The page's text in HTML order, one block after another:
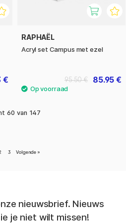
€
RAPHAËL
Acryl set Campus met ezel
85.95 €
95.50 €
60 van 147
3 Volgende »
nieuwsbrief. Nieuws
je niet wilt missen!